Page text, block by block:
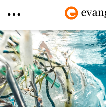
Direkt
zum
Inhalt
Nächstes Bild